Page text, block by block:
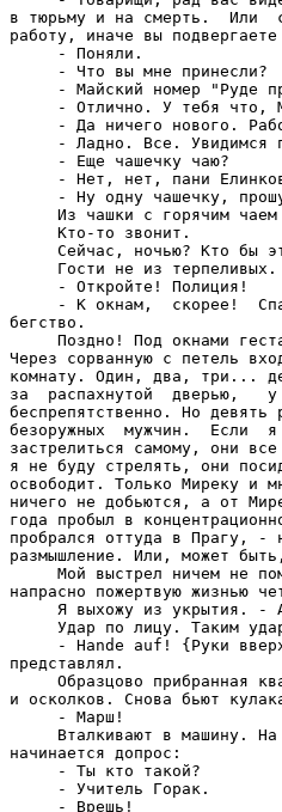
в тюрьму и на смерть.  Или
работу, иначе вы
     - Поняли.
     - Что вы мне принесли?
- Майский номер "Руде
- Отлично. У тебя что,
- Да ничего нового.
- Ладно. Все. Увидимся
     - Еще чашечку чаю?
- Нет, нет, пани
- Ну одну чашечку,
Из чашки с горячим чаем
     Кто-то звонит.
Сейчас, ночью? Кто бы
Гости не из терпеливых.
     - Откройте! Полиция!
- К окнам,  скорее!
бегство.
Поздно! Под окнами
Через сорванную с петель
комнату. Один, два, три...
за  распахнутой  дверью,
беспрепятственно. Но
безоружных  мужчин.  Если
застрелиться самому, они
я не буду стрелять, они
освободит. Только Миреку
ничего не добьются, а от
года пробыл в
пробрался оттуда в Прагу,
размышление. Или, может
Мой выстрел ничем не
напрасно пожертвую жизнью
Я выхожу из укрытия. -
Удар по лицу. Таким
- Hande auf! {Руки
представлял.
Образцово прибранная
и осколков. Снова бьют
     - Марш!
Вталкивают в машину.
начинается допрос:
     - Ты кто такой?
     - Учитель Горак.
     - Врешь!